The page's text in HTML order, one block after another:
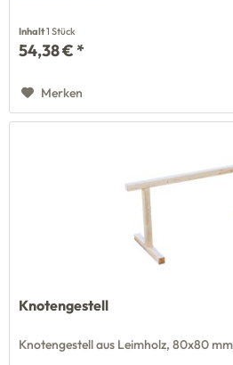
Inhalt1 Stück
54,38 € *
Merken
Knotengestell
Knotengestell aus Leimholz, 80x80